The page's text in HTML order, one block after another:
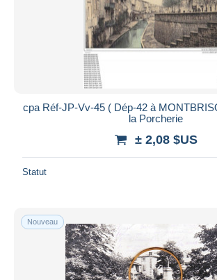
cpa Réf-JP-Vv-45 ( Dép-42 à
la Porcherie
± 2,08 $US
Statut
Nouveau